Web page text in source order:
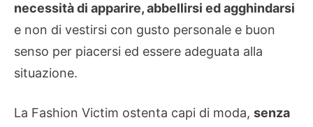
necessità di apparire, abbellirsi ed agghindarsi
e non di vestirsi con gusto personale e buon
senso per piacersi ed essere adeguata alla
situazione.
La Fashion Victim ostenta capi di moda, senza